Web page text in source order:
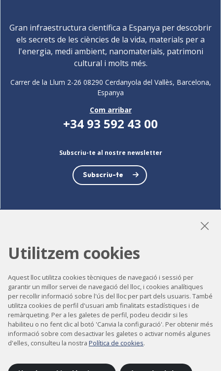
Gran infraestructura científica a Espanya per descobrir
els secrets de les ciències de la vida, materials per a
l'energia, medi ambient, nanomaterials, patrimoni
cultural i molts més.
Carrer de la Llum 2-26 08290 Cerdanyola del Vallès, Barcelona,
Espanya
Com arribar
+34 93 592 43 00
Subscriu-te al nostre newsletter
Subscriu-te
Accessibilitat
Contacte
Avís legal
Política de privacitat
Política de cookies
Mapa del lloc
Utilitzem cookies
Aquest lloc utilitza cookies tècniques de navegació i sessió per
garantir un millor servei de navegació del lloc, i cookies analítiques
per recollir informació sobre l'ús del lloc per part dels usuaris. També
utilitza cookies de perfil d'usuari amb finalitats estadístiques i de
remàrqueting. Per a les galetes de perfil, podeu decidir si les
habiliteu o no fent clic al botó 'Canvia la configuració'. Per obtenir més
informació sobre com desactivar les galetes o activar només algunes
d'elles, consulteu la nostra Política de cookies.